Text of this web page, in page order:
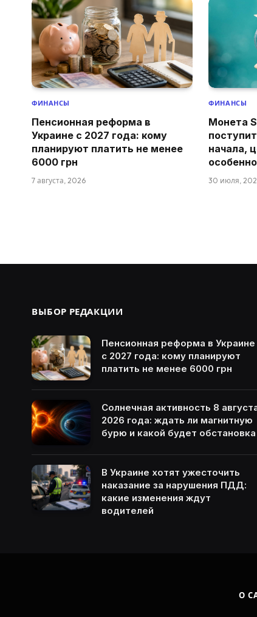
ФИНАНСЫ
Пенсионная реформа в
Украине с 2027 года: кому
планируют платить не менее
6000 грн
7 августа, 2026
ФИНАНСЫ
Монета
начала,
30 июля,
ВЫБОР РЕДАКЦИИ
Пенсионная реформа в Украине
с 2027 года: кому планируют
платить не менее 6000 грн
Солнечная активность 8
2026 года: ждать ли магнитную
бурю и какой будет обстановка
В Украине хотят ужесточить
наказание за нарушения ПДД:
какие изменения ждут
водителей
О